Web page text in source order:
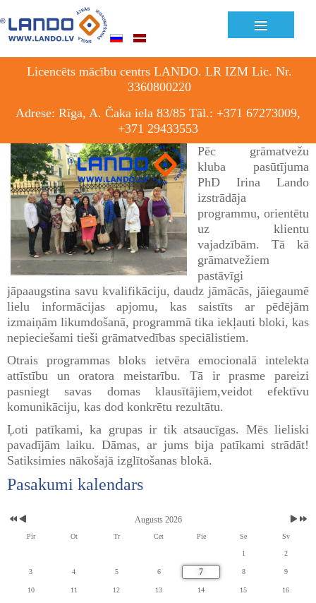
≡
Licencēts mācību centrs LANDO. LR IZM Lic. Nr.
3360800220
Adrese: Rīga, A. Čaka iela 83/85 Tāl.: +371 67273009,
+371 29433553
Pēc grāmatvežu
kluba pasūtījuma
PhD Irina Lando
izstrādāja
programmu, orientētu
uz klientu
vajadzībām. Tā kā
grāmatvežiem
pastāvīgi
jāpaaugstina savu kvalifikāciju, daudz jāmācās, jāiegaumē
lielu informācijas apjomu, kas saistīts ar pēdējām
izmaiņām likumdošanā, programmā tika iekļauti bloki, kas
nepieciešami tieši grāmatvedības speciālistiem.
Otrais programmas bloks ietvēra emocionalā intelekta
attīstību un oratora meistarību. Tā ir prasme pareizi
pasniegt savas domas klausītājiem,veidot efektīvu
komunikāciju, kas dod konkrētu rezultātu.
Ļoti patīkami, ka grupas ir tik atsaucīgas. Mēs lieliski
pavadījām laiku. Dāmas, ar jums bija patīkami strādāt!
Satiksimies nākošajā izglītošanas blokā.
Pasakumi kalendars
Year
Month
Augusts 2026
Pir Ot Tr Cet Pie Se Sv
1 2
3 4 5 6 7 8 9
10 11 12 13 14 15 16